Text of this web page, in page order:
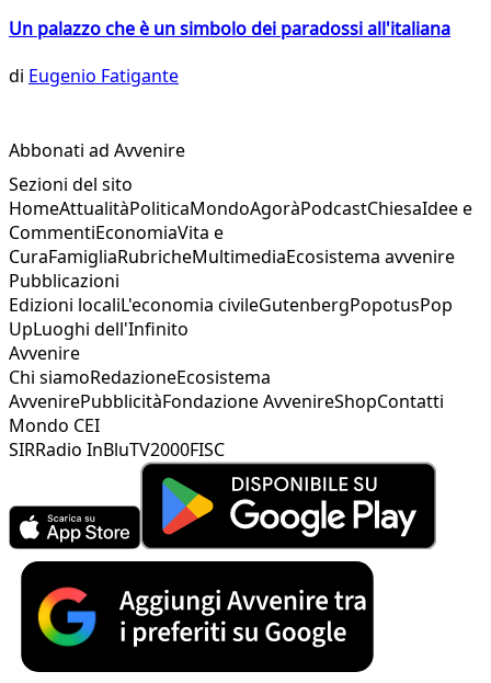
Un palazzo che è un simbolo dei paradossi all'italiana
di Eugenio Fatigante
Abbonati ad Avvenire
Sezioni del sito
HomeAttualitàPoliticaMondoAgoràPodcastChiesaIdee e
CommentiEconomiaVita e
CuraFamigliaRubricheMultimediaEcosistema avvenire
Pubblicazioni
Edizioni localiL'economia civileGutenbergPopotusPop
UpLuoghi dell'Infinito
Avvenire
Chi siamoRedazioneEcosistema
AvvenirePubblicitàFondazione AvvenireShopContatti
Mondo CEI
SIRRadio InBluTV2000FISC